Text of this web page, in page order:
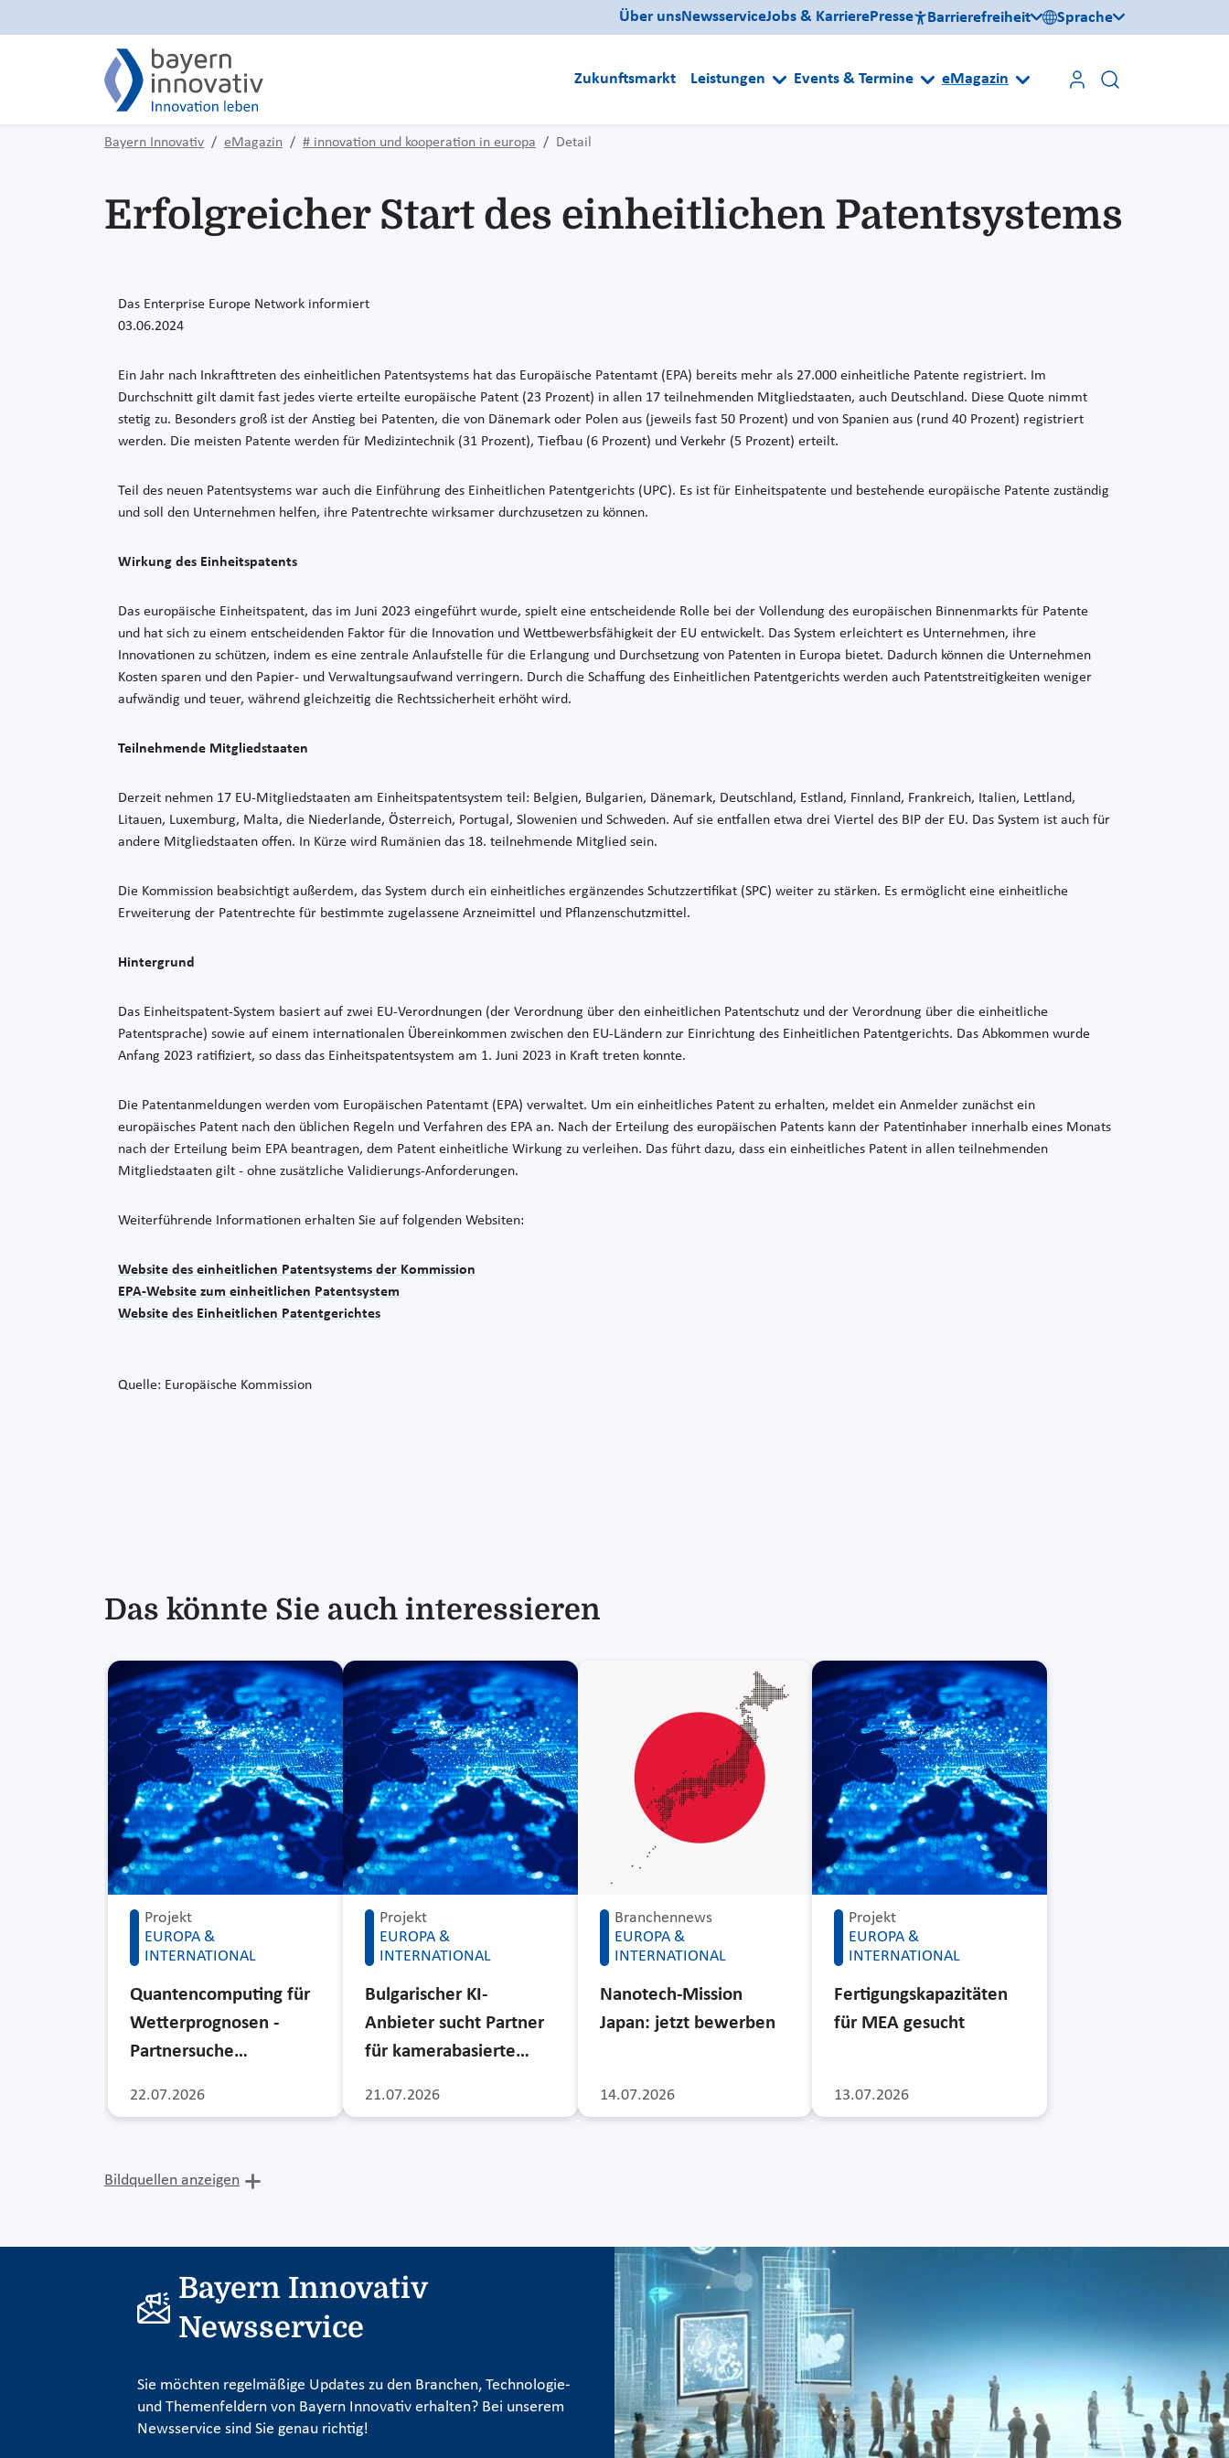
Über unsNewsserviceJobs & KarrierePresse Barrierefreiheit Sprache
Zukunftsmarkt Leistungen Events & Termine eMagazin
Bayern Innovativ eMagazin # innovation und kooperation in europa Detail
Erfolgreicher Start des einheitlichen Patentsystems
Das Enterprise Europe Network informiert
03.06.2024
Ein Jahr nach Inkrafttreten des einheitlichen Patentsystems hat das Europäische Patentamt (EPA) bereits mehr als 27.000 einheitliche Patente registriert. Im
Durchschnitt gilt damit fast jedes vierte erteilte europäische Patent (23 Prozent) in allen 17 teilnehmenden Mitgliedstaaten, auch Deutschland. Diese Quote nimmt
stetig zu. Besonders groß ist der Anstieg bei Patenten, die von Dänemark oder Polen aus (jeweils fast 50 Prozent) und von Spanien aus (rund 40 Prozent) registriert
werden. Die meisten Patente werden für Medizintechnik (31 Prozent), Tiefbau (6 Prozent) und Verkehr (5 Prozent) erteilt.
Teil des neuen Patentsystems war auch die Einführung des Einheitlichen Patentgerichts (UPC). Es ist für Einheitspatente und bestehende europäische Patente zuständig
und soll den Unternehmen helfen, ihre Patentrechte wirksamer durchzusetzen zu können.
Wirkung des Einheitspatents
Das europäische Einheitspatent, das im Juni 2023 eingeführt wurde, spielt eine entscheidende Rolle bei der Vollendung des europäischen Binnenmarkts für Patente
und hat sich zu einem entscheidenden Faktor für die Innovation und Wettbewerbsfähigkeit der EU entwickelt. Das System erleichtert es Unternehmen, ihre
Innovationen zu schützen, indem es eine zentrale Anlaufstelle für die Erlangung und Durchsetzung von Patenten in Europa bietet. Dadurch können die Unternehmen
Kosten sparen und den Papier- und Verwaltungsaufwand verringern. Durch die Schaffung des Einheitlichen Patentgerichts werden auch Patentstreitigkeiten weniger
aufwändig und teuer, während gleichzeitig die Rechtssicherheit erhöht wird.
Teilnehmende Mitgliedstaaten
Derzeit nehmen 17 EU-Mitgliedstaaten am Einheitspatentsystem teil: Belgien, Bulgarien, Dänemark, Deutschland, Estland, Finnland, Frankreich, Italien, Lettland,
Litauen, Luxemburg, Malta, die Niederlande, Österreich, Portugal, Slowenien und Schweden. Auf sie entfallen etwa drei Viertel des BIP der EU. Das System ist auch für
andere Mitgliedstaaten offen. In Kürze wird Rumänien das 18. teilnehmende Mitglied sein.
Die Kommission beabsichtigt außerdem, das System durch ein einheitliches ergänzendes Schutzzertifikat (SPC) weiter zu stärken. Es ermöglicht eine einheitliche
Erweiterung der Patentrechte für bestimmte zugelassene Arzneimittel und Pflanzenschutzmittel.
Hintergrund
Das Einheitspatent-System basiert auf zwei EU-Verordnungen (der Verordnung über den einheitlichen Patentschutz und der Verordnung über die einheitliche
Patentsprache) sowie auf einem internationalen Übereinkommen zwischen den EU-Ländern zur Einrichtung des Einheitlichen Patentgerichts. Das Abkommen wurde
Anfang 2023 ratifiziert, so dass das Einheitspatentsystem am 1. Juni 2023 in Kraft treten konnte.
Die Patentanmeldungen werden vom Europäischen Patentamt (EPA) verwaltet. Um ein einheitliches Patent zu erhalten, meldet ein Anmelder zunächst ein
europäisches Patent nach den üblichen Regeln und Verfahren des EPA an. Nach der Erteilung des europäischen Patents kann der Patentinhaber innerhalb eines Monats
nach der Erteilung beim EPA beantragen, dem Patent einheitliche Wirkung zu verleihen. Das führt dazu, dass ein einheitliches Patent in allen teilnehmenden
Mitgliedstaaten gilt - ohne zusätzliche Validierungs-Anforderungen.
Weiterführende Informationen erhalten Sie auf folgenden Websiten:
Website des einheitlichen Patentsystems der Kommission
EPA-Website zum einheitlichen Patentsystem
Website des Einheitlichen Patentgerichtes
Quelle: Europäische Kommission
Das könnte Sie auch interessieren
Projekt
EUROPA &
INTERNATIONAL
22.07.2026
Quantencomputing für
Wetterprognosen -
Partnersuche…
Projekt
EUROPA &
INTERNATIONAL
21.07.2026
Bulgarischer KI-
Anbieter sucht Partner
für kamerabasierte…
Branchennews
EUROPA &
INTERNATIONAL
14.07.2026
Nanotech-Mission
Japan: jetzt bewerben
Projekt
EUROPA &
INTERNATIONAL
13.07.2026
Fertigungskapazitäten
für MEA gesucht
Bildquellen anzeigen
Bayern Innovativ
Newsservice
Sie möchten regelmäßige Updates zu den Branchen, Technologie-
und Themenfeldern von Bayern Innovativ erhalten? Bei unserem
Newsservice sind Sie genau richtig!